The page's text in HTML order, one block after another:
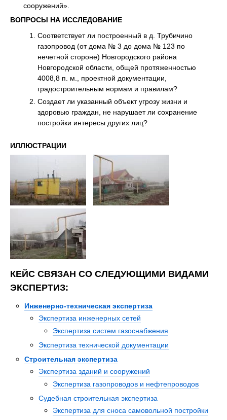
сооружений».
ВОПРОСЫ НА ИССЛЕДОВАНИЕ
Соответствует ли построенный в д. Трубичино
газопровод (от дома № 3 до дома № 123 по
нечетной стороне) Новгородского района
Новгородской области, общей протяженностью
4008,8 п. м., проектной документации,
градостроительным нормам и правилам?
Создает ли указанный объект угрозу жизни и
здоровью граждан, не нарушает ли сохранение
постройки интересы других лиц?
ИЛЛЮСТРАЦИИ
КЕЙС СВЯЗАН СО СЛЕДУЮЩИМИ ВИДАМИ
ЭКСПЕРТИЗ:
Инженерно-техническая экспертиза
Экспертиза инженерных сетей
Экспертиза систем газоснабжения
Экспертиза технической документации
Строительная экспертиза
Экспертиза зданий и сооружений
Экспертиза газопроводов и нефтепроводов
Судебная строительная экспертиза
Экспертиза для сноса самовольной постройки